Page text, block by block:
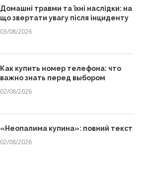
Домашні травми та їхні наслідки: на
що звертати увагу після інциденту
03/08/2026
Как купить номер телефона: что
важно знать перед выбором
02/08/2026
«Неопалима купина»: повний текст
02/08/2026